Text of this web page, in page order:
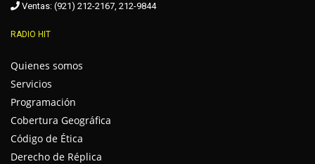
Ventas: (921) 212-2167, 212-9844
RADIO HIT
Quienes somos
Servicios
Programación
Cobertura Geográfica
Código de Ética
Derecho de Réplica